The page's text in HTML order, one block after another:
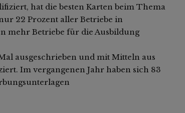
hat die besten Karten beim Thema
22 Prozent aller Betriebe in
mehr Betriebe für die Ausbildung
ausgeschrieben und mit Mitteln aus
Im vergangenen Jahr haben sich 83